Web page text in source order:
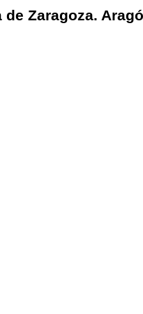
Zaragoza.